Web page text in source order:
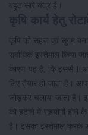
बहुत सारे यंत्र हैं।
कृषि को सहज एवं सुगम
सर्वाधिक इस्तेमाल किया
कारण यह है, कि इससे 1
लिए तैयार हो जाता है।
जोड़कर चलाया जाता
को हटाने में सहयोगी होने
है। इसका इस्तेमाल करके